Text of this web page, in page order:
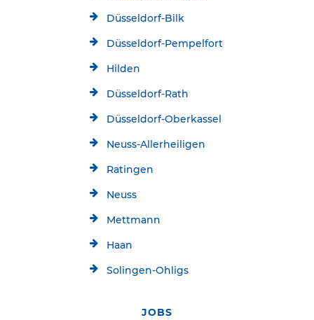
Düsseldorf-Bilk
Düsseldorf-Pempelfort
Hilden
Düsseldorf-Rath
Düsseldorf-Oberkassel
Neuss-Allerheiligen
Ratingen
Neuss
Mettmann
Haan
Solingen-Ohligs
JOBS